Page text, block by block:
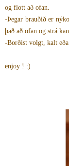
og flott að ofan.
-Þegar brauðið er
það að ofan og strá
-Borðist volgt, kalt
enjoy ! :)